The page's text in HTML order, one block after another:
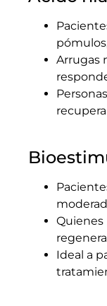
Arrugas
Quienes
Ideal a